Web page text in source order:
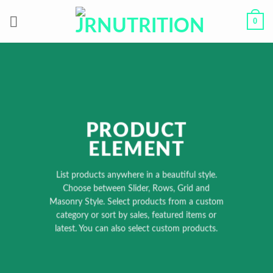
0
PRODUCT
ELEMENT
List products anywhere in a beautiful style.
Choose between Slider, Rows, Grid and
Masonry Style. Select products from a custom
category or sort by sales, featured items or
latest. You can also select custom products.